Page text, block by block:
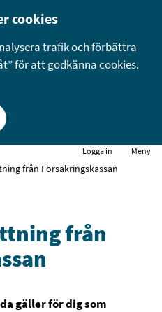
via Mina sidor och Mitt
förståelse!
Logga in Meny
från Försäkringskassan
från
gäller för dig som
cookies
trafik och förbättra
för att godkänna cookies.